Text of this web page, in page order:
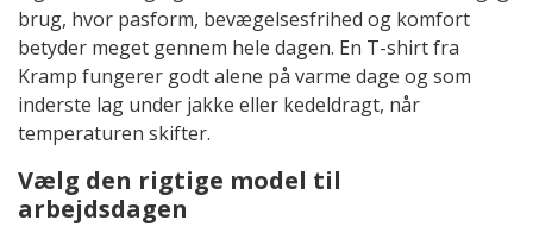
brug, hvor pasform, bevægelsesfrihed og komfort
betyder meget gennem hele dagen. En T-shirt fra
Kramp fungerer godt alene på varme dage og som
inderste lag under jakke eller kedeldragt, når
temperaturen skifter.
Vælg den rigtige model til
arbejdsdagen